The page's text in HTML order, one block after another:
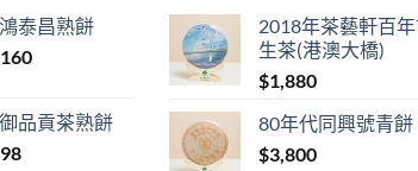
泰昌熟餅
160Current
$160.
品貢茶熟餅
98Current
2018年茶藝軒百
生茶(港澳大橋)
$1,880
80年代同興號青餅
$3,800